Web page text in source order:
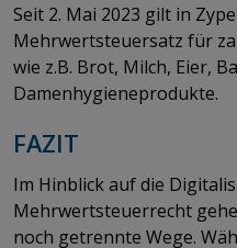
Seit 2. Mai 2023 gilt in
Mehrwertsteuersatz für
wie z.B. Brot, Milch, Eier,
Damenhygieneprodukte.
FAZIT
Im Hinblick auf die
Mehrwertsteuerrecht
noch getrennte Wege.